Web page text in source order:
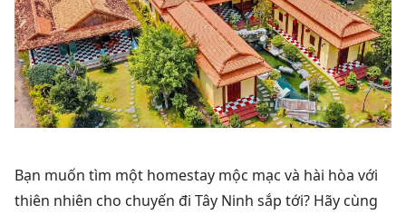
Bạn muốn tìm một homestay mộc mạc và hài hòa với
thiên nhiên cho chuyến đi Tây Ninh sắp tới? Hãy cùng